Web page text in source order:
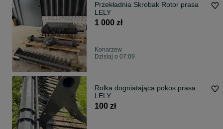
Przekładnia Skrobak Rotor prasa
LELY
1 000 zł
Konarzew
Dzisiaj o 07:09
Rolka dogniatająca pokos prasa
LELY
100 zł